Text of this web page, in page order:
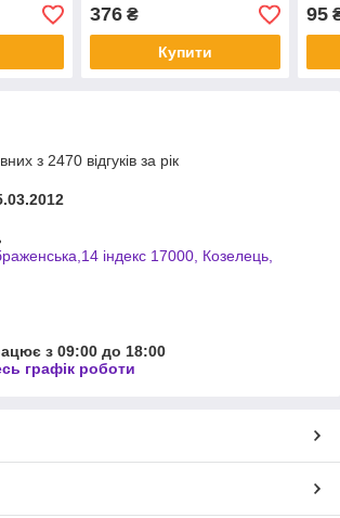
376₴
Купити
95
з 2470 відгуків за рік
індекс 17000, Козелець,
з 09:00 до 18:00
графік роботи